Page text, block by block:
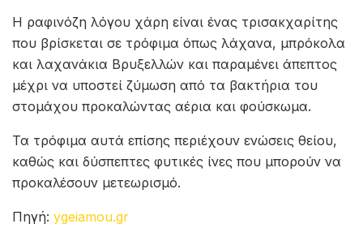
Η ραφινόζη λόγου χάρη είναι ένας τρισακχαρίτης
που βρίσκεται σε τρόφιμα όπως λάχανα, μπρόκολα
και λαχανάκια Βρυξελλών και παραμένει άπεπτος
μέχρι να υποστεί ζύμωση από τα βακτήρια του
στομάχου προκαλώντας αέρια και φούσκωμα.
Τα τρόφιμα αυτά επίσης περιέχουν ενώσεις θείου,
καθώς και δύσπεπτες φυτικές ίνες που μπορούν να
προκαλέσουν μετεωρισμό.
Πηγή: ygeiamou.gr